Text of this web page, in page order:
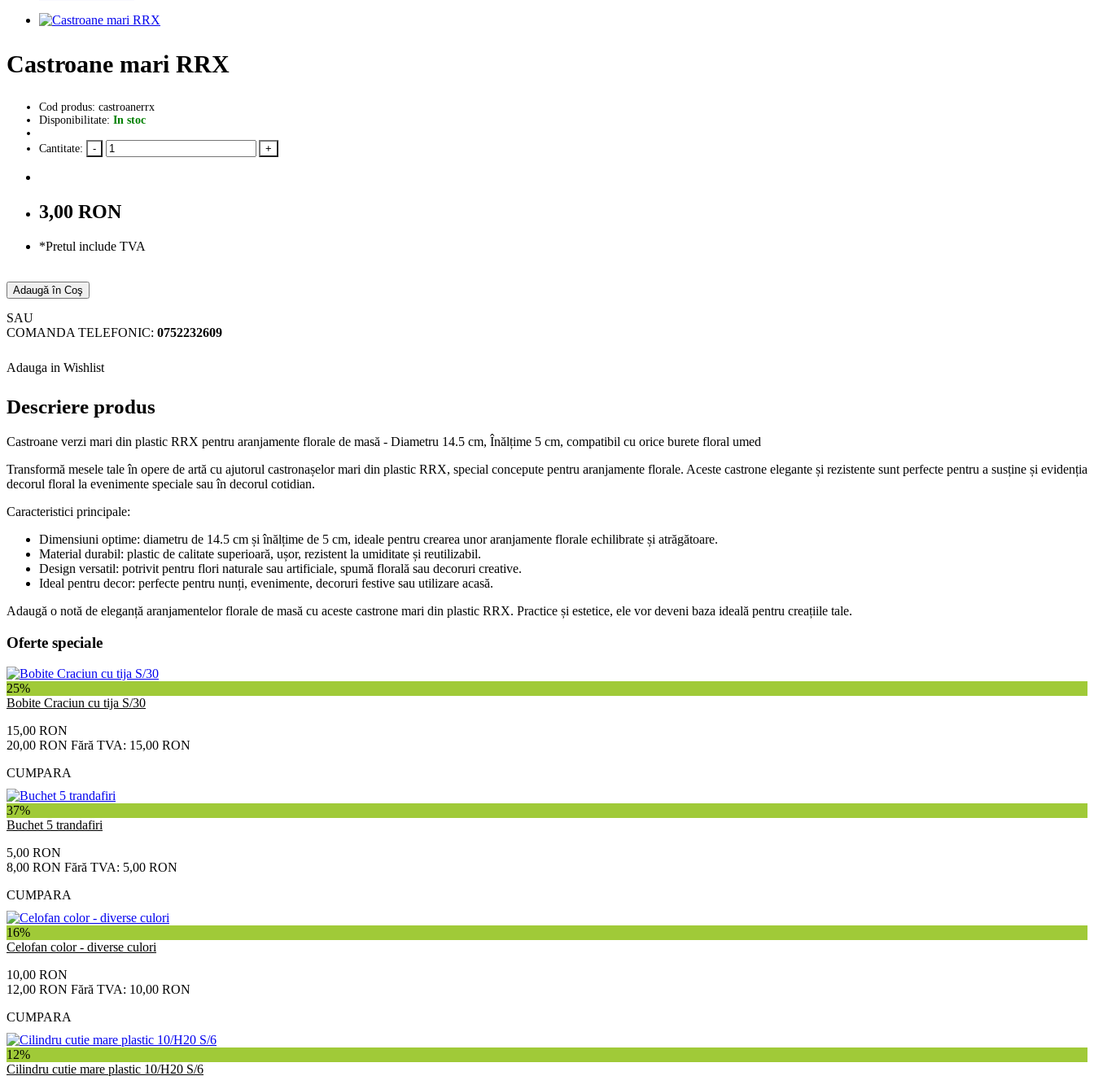
Castroane mari RRX
Cod produs: castroanerrx
Disponibilitate: In stoc
Cantitate:
3,00 RON
*Pretul include TVA
Adaugă în Coş
SAU
COMANDA TELEFONIC: 0752232609
Adauga in Wishlist
Descriere produs
Castroane verzi mari din plastic RRX pentru aranjamente florale de masă - Diametru 14.5 cm, Înălțime 5 cm, compatibil cu orice burete floral umed
Transformă mesele tale în opere de artă cu ajutorul castronașelor mari din plastic RRX, special concepute pentru aranjamente florale. Aceste castrone elegante și rezistente sunt perfecte pentru a susține și evidenția
decorul floral la evenimente speciale sau în decorul cotidian.
Caracteristici principale:
Dimensiuni optime: diametru de 14.5 cm și înălțime de 5 cm, ideale pentru crearea unor aranjamente florale echilibrate și atrăgătoare.
Material durabil: plastic de calitate superioară, ușor, rezistent la umiditate și reutilizabil.
Design versatil: potrivit pentru flori naturale sau artificiale, spumă florală sau decoruri creative.
Ideal pentru decor: perfecte pentru nunți, evenimente, decoruri festive sau utilizare acasă.
Adaugă o notă de eleganță aranjamentelor florale de masă cu aceste castrone mari din plastic RRX. Practice și estetice, ele vor deveni baza ideală pentru creațiile tale.
Oferte speciale
25%
Bobite Craciun cu tija S/30
15,00 RON
20,00 RON Fără TVA: 15,00 RON
CUMPARA
37%
Buchet 5 trandafiri
5,00 RON
8,00 RON Fără TVA: 5,00 RON
CUMPARA
16%
Celofan color - diverse culori
10,00 RON
12,00 RON Fără TVA: 10,00 RON
CUMPARA
12%
Cilindru cutie mare plastic 10/H20 S/6